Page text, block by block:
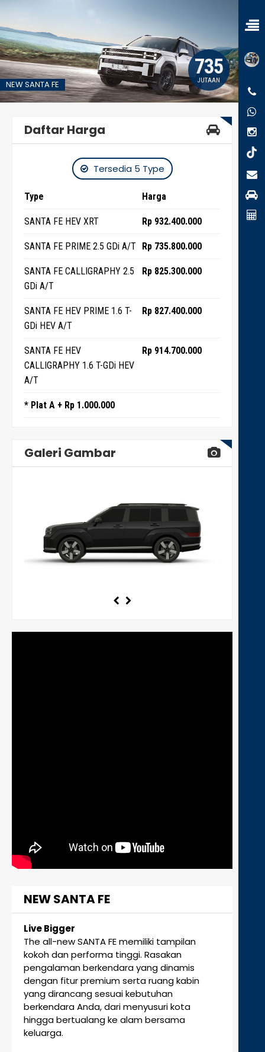
NEW SANTA FE
735
JUTAAN
Daftar Harga
Tersedia 5 Type
Type Harga
SANTA FE HEV XRT Rp 932.400.000
SANTA FE PRIME 2.5 GDi A/T Rp 735.800.000
SANTA FE CALLIGRAPHY 2.5
GDi A/T
Rp 825.300.000
SANTA FE HEV PRIME 1.6 T-
GDi HEV A/T
Rp 827.400.000
SANTA FE HEV
CALLIGRAPHY 1.6 T-GDi HEV
A/T
Rp 914.700.000
* Plat A + Rp 1.000.000
Galeri Gambar
NEW SANTA FE
Live Bigger
The all-new SANTA FE memiliki tampilan
kokoh dan performa tinggi. Rasakan
pengalaman berkendara yang dinamis
dengan fitur premium serta ruang kabin
yang dirancang sesuai kebutuhan
berkendara Anda, dari menyusuri kota
hingga bertualang ke alam bersama
keluarga.